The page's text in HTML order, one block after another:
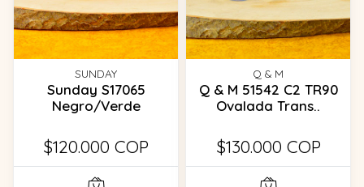
SUNDAY
Sunday S17065
Negro/Verde
$120.000 COP
Q & M
Q & M 51542 C2 TR90
Ovalada Trans..
$130.000 COP